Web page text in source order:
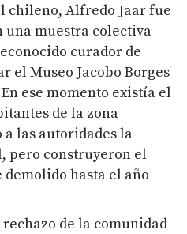
chileno, Alfredo Jaar fue
muestra colectiva
curador de
el Museo Jacobo Borges
ese momento existía el
de la zona
las autoridades la
pero construyeron el
hasta el año
de la comunidad